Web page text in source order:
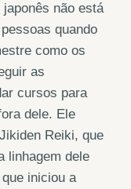
não está
quando
como os
as
cursos para
dele. Ele
Reiki, que
linhagem dele
iniciou a